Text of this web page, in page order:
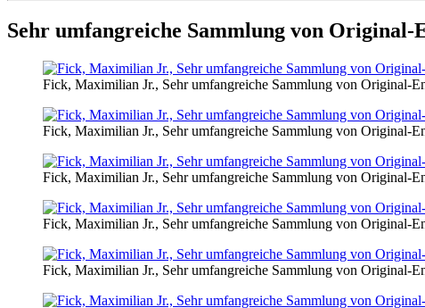
Sehr umfangreiche Sammlung von
Fick, Maximilian Jr., Sehr umfangreiche Sammlung von Original-
Fick, Maximilian Jr., Sehr umfangreiche Sammlung von Original-
Fick, Maximilian Jr., Sehr umfangreiche Sammlung von Original-
Fick, Maximilian Jr., Sehr umfangreiche Sammlung von Original-
Fick, Maximilian Jr., Sehr umfangreiche Sammlung von Original-